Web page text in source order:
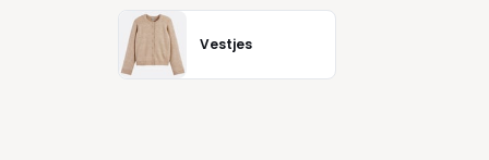
Vestjes